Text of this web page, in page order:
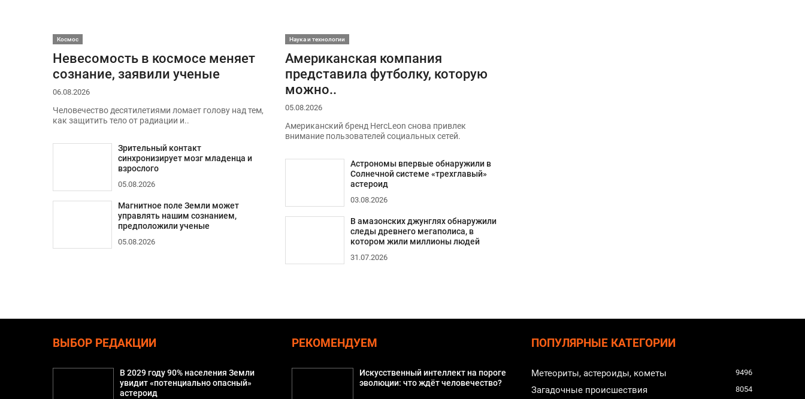
Космос
Невесомость в космосе меняет
сознание, заявили ученые
06.08.2026
Человечество десятилетиями ломает голову над тем,
как защитить тело от радиации и..
Зрительный контакт
синхронизирует мозг младенца и
взрослого
05.08.2026
Магнитное поле Земли может
управлять нашим сознанием,
предположили ученые
05.08.2026
Наука и технологии
Американская компания
представила футболку, которую
можно..
05.08.2026
Американский бренд HercLeon снова привлек
внимание пользователей социальных сетей.
Астрономы впервые обнаружили в
Солнечной системе «трехглавый»
астероид
03.08.2026
В амазонских джунглях обнаружили
следы древнего мегаполиса, в
котором жили миллионы людей
31.07.2026
ВЫБОР РЕДАКЦИИ
В 2029 году 90% населения Земли
увидит «потенциально опасный»
астероид
РЕКОМЕНДУЕМ
Искусственный интеллект на пороге
эволюции: что ждёт человечество?
ПОПУЛЯРНЫЕ КАТЕГОРИИ
Метеориты, астероиды, кометы 9496
Загадочные происшествия 8054